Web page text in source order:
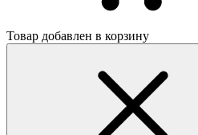
Товар добавлен в корзину